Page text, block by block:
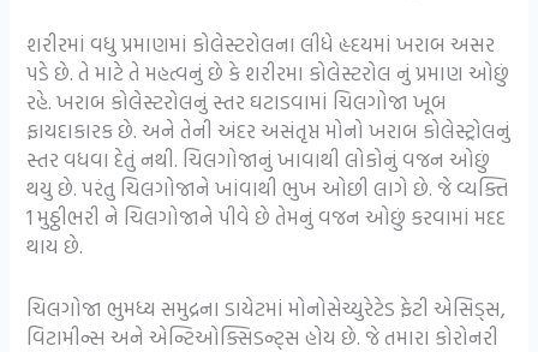
શરીરમાં વધુ પ્રમાણમાં કોલેસ્ટરોલના લીધે હૃદયમાં ખરાબ અસર
પડે છે. તે માટે તે મહત્વનું છે કે શરીરમા કોલેસ્ટરોલ નું પ્રમાણ ઓછું
રહે. ખરાબ કોલેસ્ટરોલનું સ્તર ઘટાડવામાં ચિલગોજા ખૂબ
ફાયદાકારક છે. અને તેની અંદર અસંતૃપ્ત મોનો ખરાબ કોલેસ્ટ્રોલનું
સ્તર વધવા દેતું નથી. ચિલગોજાનું ખાવાથી લોકોનું વજન ઓછું
થયુ છે. પરંતુ ચિલગોજાને ખાંવાથી ભુખ ઓછી લાગે છે. જે વ્યક્તિ
1 મુઠ્ઠીભરી ને ચિલગોજાને પીવે છે તેમનું વજન ઓછું કરવામાં મદદ
થાય છે.
ચિલગોજા ભુમધ્ય સમુદ્રના ડાયેટમાં મોનોસેચ્યુરેટેડ ફેટી એસિડ્સ,
વિટામીન્સ અને એન્ટિઓક્સિડન્ટ્સ હોય છે. જે તમારા કોરોનરી